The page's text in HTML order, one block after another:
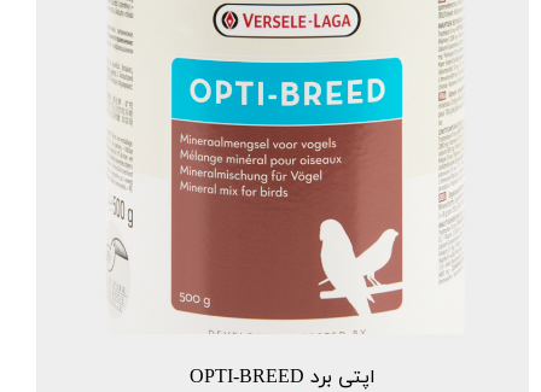
اپتی برد OPTI-BREED